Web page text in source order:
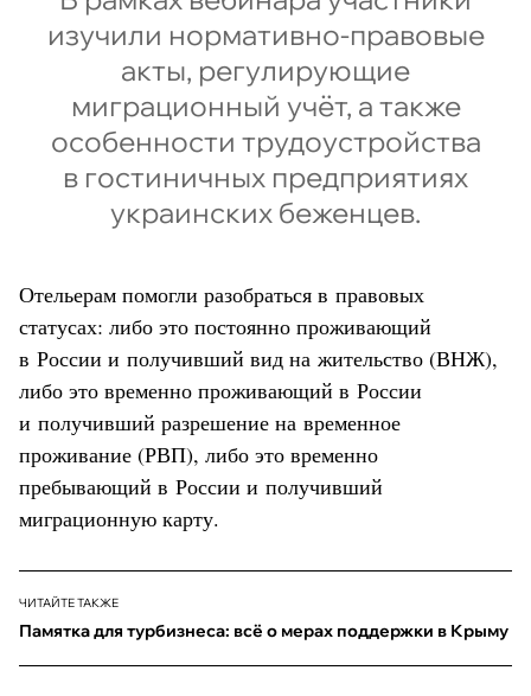
изучили нормативно-правовые
акты, регулирующие
миграционный учёт, а также
особенности трудоустройства
в гостиничных предприятиях
украинских беженцев.
Отельерам помогли разобраться в правовых
статусах: либо это постоянно проживающий
в России и получивший вид на жительство (ВНЖ),
либо это временно проживающий в России
и получивший разрешение на временное
проживание (РВП), либо это временно
пребывающий в России и получивший
миграционную карту.
ЧИТАЙТЕ ТАКЖЕ
Памятка для турбизнеса: всё о мерах поддержки в Крыму